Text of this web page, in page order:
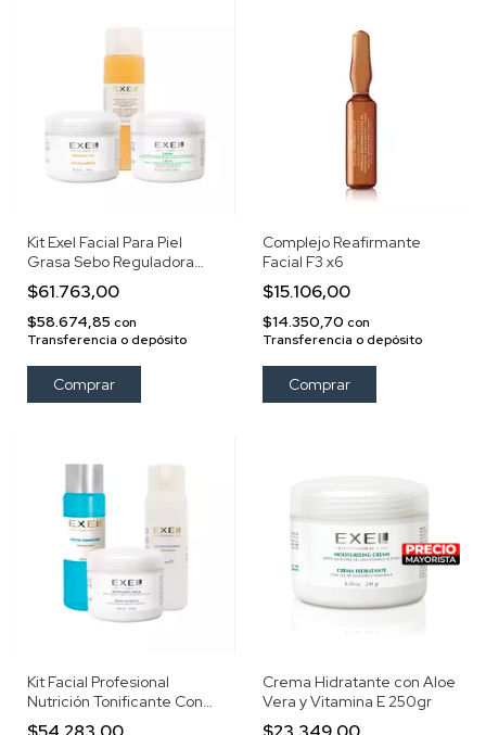
Kit Exel Facial Para Piel
Grasa Sebo Reguladora
Anti Polución
$61.763,00
$58.674,85 con
Transferencia o depósito
Complejo Reafirmante
Facial F3 x6
$15.106,00
$14.350,70 con
Transferencia o depósito
Kit Facial Profesional
Nutrición Tonificante Con
Colágeno Y Vitamina E Exel
Crema Hidratante con Aloe
Vera y Vitamina E 250gr